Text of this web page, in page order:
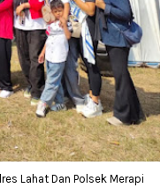
Lahat Dan Polsek Merapi